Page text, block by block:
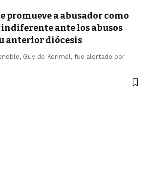
promueve a abusador como
ante los abusos
anterior diócesis
Guy de Kerimel, fue alertado por